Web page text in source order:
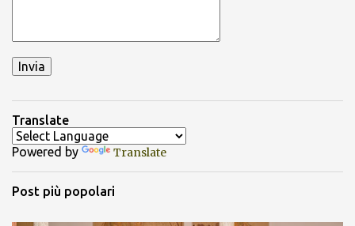
Translate
Powered by Translate
Post più popolari